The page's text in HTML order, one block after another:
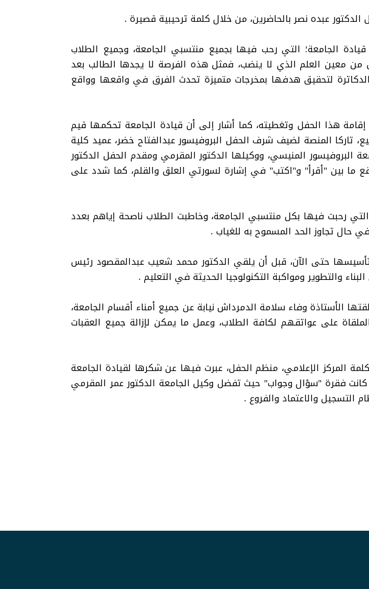
عبده نصر بالحاضرين، من خلال كلمة ترحيبية قصيرة .
الجامعة؛ التي رحب فيها بجميع منتسبي الجامعة، وجميع الطلاب
من معين العلم الذي لا ينضب، فمثل هذه الفرصة لا يجدها الطالب بعد
الدكاترة لتحقيق هدفها بمخرجات متميزة تحدث الفرق في واقعها وواقع
هذا الحفل وتغطيته، كما أشار إلى أن قيادة الجامعة تحكمها قيم
تاركا المنصة لضيف شرف الحفل البروفيسور عبدالفتاح خضر، عميد كلية
البروفيسور المنيسي، ووكيلها الدكتور المقرمي ومقدم الحفل الدكتور
ما بين "أقرأ" و"اكتب" في إشارة لسورتي العلق والقلم، كما شدد على
التي رحبت فيها بكل منتسبي الجامعة، وخاطبت الطلاب ناصحة إياهم بعدد
حال تجاوز الحد المسموح به للغياب .
حتى الآن، قبل أن يلقي الدكتور محمد شعيب عبدالمقصود رئيس
والتطوير ومواكبة التكنولوجيا الحديثة في التعليم .
الأستاذة وفاء سلامة الدمرداش نيابة عن جميع أمناء أقسام الجامعة،
على عواتقهم لكافة الطلاب، وعمل ما يمكن لإزالة جميع العقبات
المركز الإعلامي، منظم الحفل، عبرت فيها عن شكرها لقيادة الجامعة
كانت فقرة "سؤال وجواب" حيث تفضل وكيل الجامعة الدكتور عمر المقرمي
والاعتماد والفروع .